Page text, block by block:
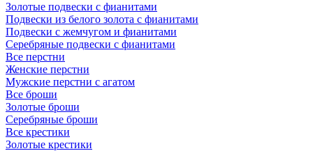
Золотые подвески с фианитами
Подвески из белого золота с фианитами
Подвески с жемчугом и фианитами
Серебряные подвески с фианитами
Все перстни
Женские перстни
Мужские перстни с агатом
Все броши
Золотые броши
Серебряные броши
Все крестики
Золотые крестики